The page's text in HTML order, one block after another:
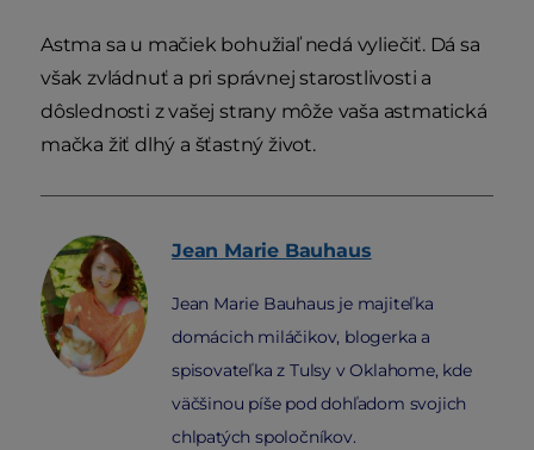
Astma sa u mačiek bohužiaľ nedá vyliečiť. Dá sa
však zvládnuť a pri správnej starostlivosti a
dôslednosti z vašej strany môže vaša astmatická
mačka žiť dlhý a šťastný život.
Jean Marie Bauhaus
Jean Marie Bauhaus je majiteľka
domácich miláčikov, blogerka a
spisovateľka z Tulsy v Oklahome, kde
väčšinou píše pod dohľadom svojich
chlpatých spoločníkov.